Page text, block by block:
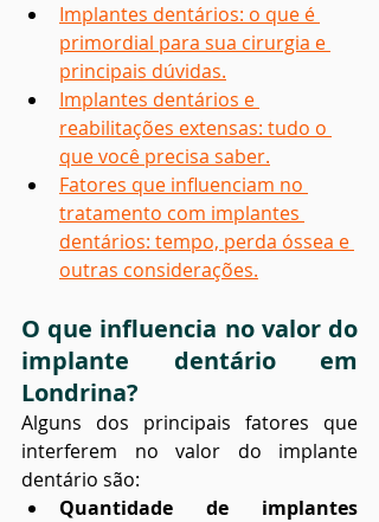
Implantes dentários: o que é
primordial para sua cirurgia e
principais dúvidas.
Implantes dentários e
reabilitações extensas: tudo o
que você precisa saber.
Fatores que influenciam no
tratamento com implantes
dentários: tempo, perda óssea e
outras considerações.
O que influencia no valor do
implante dentário em
Londrina?
Alguns dos principais fatores que
interferem no valor do implante
dentário são:
Quantidade de implantes